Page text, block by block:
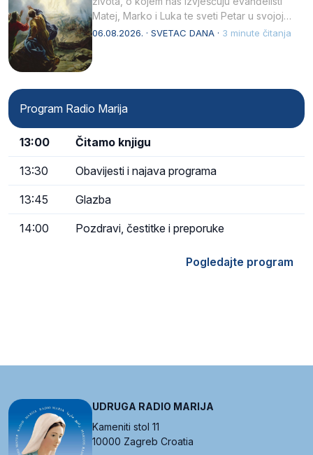
Matej, Marko i Luka te sveti Petar u svojoj
drugoj…
06.08.2026. · SVETAC DANA · 3 minute čitanja
Program Radio Marija
13:00 Čitamo knjigu
13:30 Obavijesti i najava programa
13:45 Glazba
14:00 Pozdravi, čestitke i preporuke
Pogledajte program
UDRUGA RADIO MARIJA
Kameniti stol 11
10000 Zagreb Croatia